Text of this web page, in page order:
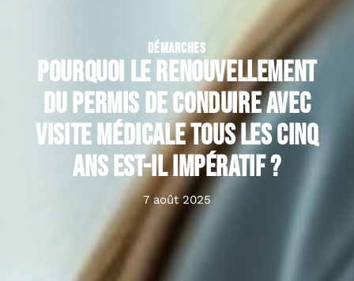
DÉMARCHES
Pourquoi le renouvellement
du permis de conduire avec
visite médicale tous les cinq
ans est-il impératif ?
7 août 2025